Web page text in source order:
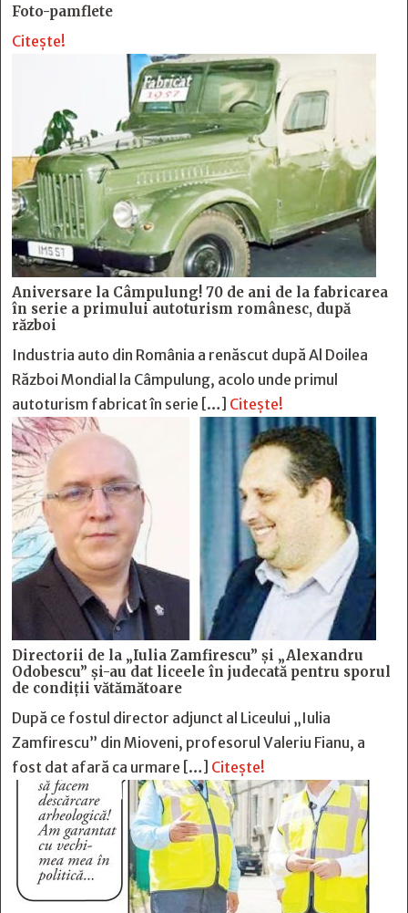
Foto-pamflete
Citește!
Aniversare la Câmpulung! 70 de ani de la fabricarea
în serie a primului autoturism românesc, după
război
Industria auto din România a renăscut după Al Doilea
Război Mondial la Câmpulung, acolo unde primul
autoturism fabricat în serie […] Citește!
Directorii de la „Iulia Zamfirescu” și „Alexandru
Odobescu” și-au dat liceele în judecată pentru sporul
de condiții vătămătoare
După ce fostul director adjunct al Liceului „Iulia
Zamfirescu” din Mioveni, profesorul Valeriu Fianu, a
fost dat afară ca urmare […] Citește!